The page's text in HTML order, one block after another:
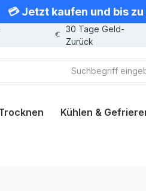
💳 Jetzt kaufen und bis
30 Tage Geld-
Zurück
Kühlen &